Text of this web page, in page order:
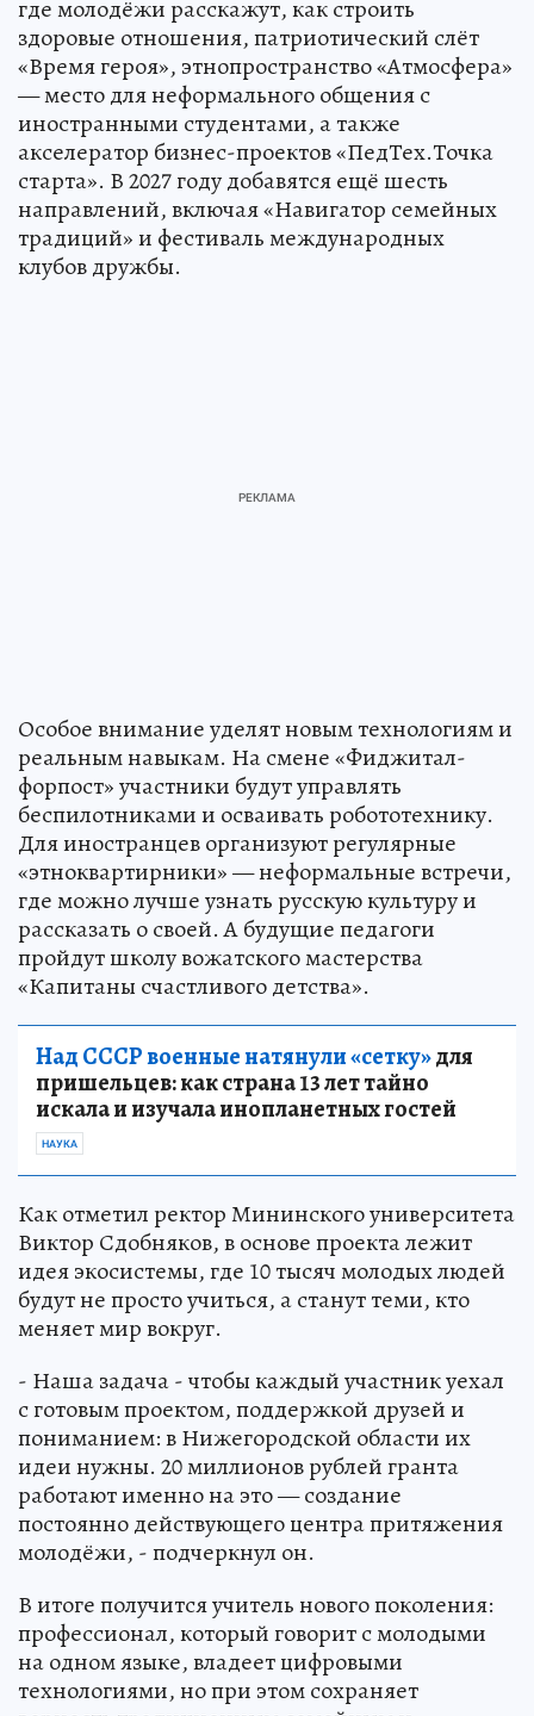
где молодёжи расскажут, как строить
здоровые отношения, патриотический слёт
«Время героя», этнопространство «Атмосфера»
— место для неформального общения с
иностранными студентами, а также
акселератор бизнес-проектов «ПедТех.Точка
старта». В 2027 году добавятся ещё шесть
направлений, включая «Навигатор семейных
традиций» и фестиваль международных
клубов дружбы.
Особое внимание уделят новым технологиям и
реальным навыкам. На смене «Фиджитал-
форпост» участники будут управлять
беспилотниками и осваивать робототехнику.
Для иностранцев организуют регулярные
«этноквартирники» — неформальные встречи,
где можно лучше узнать русскую культуру и
рассказать о своей. А будущие педагоги
пройдут школу вожатского мастерства
«Капитаны счастливого детства».
Над СССР военные натянули «сетку»для
пришельцев: как страна 13 лет тайно
искала и изучала инопланетных гостей
НАУКА
Как отметил ректор Мининского университета
Виктор Сдобняков, в основе проекта лежит
идея экосистемы, где 10 тысяч молодых людей
будут не просто учиться, а станут теми, кто
меняет мир вокруг.
- Наша задача - чтобы каждый участник уехал
с готовым проектом, поддержкой друзей и
пониманием: в Нижегородской области их
идеи нужны. 20 миллионов рублей гранта
работают именно на это — создание
постоянно действующего центра притяжения
молодёжи, - подчеркнул он.
В итоге получится учитель нового поколения:
профессионал, который говорит с молодыми
на одном языке, владеет цифровыми
технологиями, но при этом сохраняет